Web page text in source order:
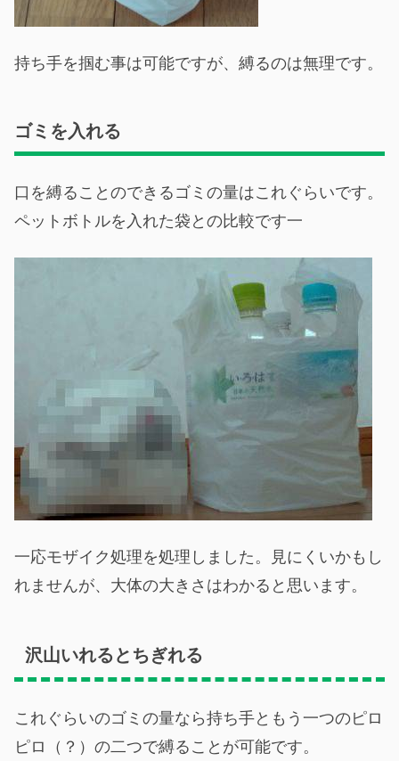
持ち手を掴む事は可能ですが、縛るのは無理です。
ゴミを入れる
口を縛ることのできるゴミの量はこれぐらいです。
ペットボトルを入れた袋との比較です一
一応モザイク処理を処理しました。見にくいかもし
れませんが、大体の大きさはわかると思います。
沢山いれるとちぎれる
これぐらいのゴミの量なら持ち手ともう一つのピロ
ピロ（？）の二つで縛ることが可能です。